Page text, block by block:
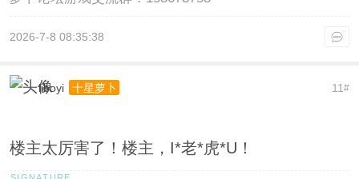
2026-7-8 08:35:38
11#
liboyi 十星萝卜
楼主太厉害了！楼主，I*老*虎*U！